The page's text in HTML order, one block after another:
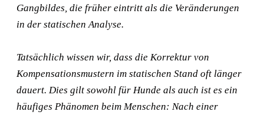
Gangbildes, die früher eintritt als die Veränderungen
in der statischen Analyse.
Tatsächlich wissen wir, dass die Korrektur von
Kompensationsmustern im statischen Stand oft länger
dauert. Dies gilt sowohl für Hunde als auch ist es ein
häufiges Phänomen beim Menschen: Nach einer